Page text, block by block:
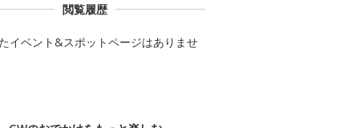
閲覧履歴
イベント&スポットページはありませ